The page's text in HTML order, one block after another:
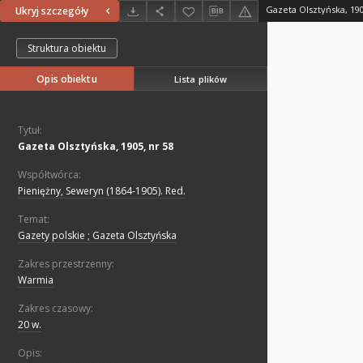
Ukryj szczegóły Gazeta Olsztyńska,
Struktura obiektu
Opis obiektu Lista plików
Tytuł:
Gazeta Olsztyńska, 1905, nr 58
Współtwórca:
Pieniężny, Seweryn (1864-1905). Red.
Temat:
Gazety polskie ; Gazeta Olsztyńska
Zakres przestrzenny:
Warmia
Zakres czasowy:
20 w.
Opis: